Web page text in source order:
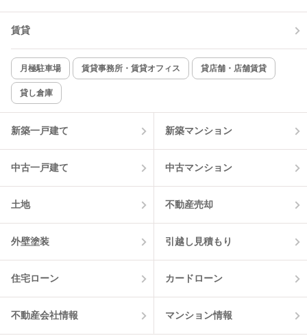
新着のみ インターネット無料
該当件数:
1件
賃貸
月極駐車場 賃貸事務所・賃貸オフィス 貸店舗・店舗賃貸
貸し倉庫
新築一戸建て 新築マンション
中古一戸建て 中古マンション
土地 不動産売却
外壁塗装 引越し見積もり
住宅ローン カードローン
不動産会社情報 マンション情報